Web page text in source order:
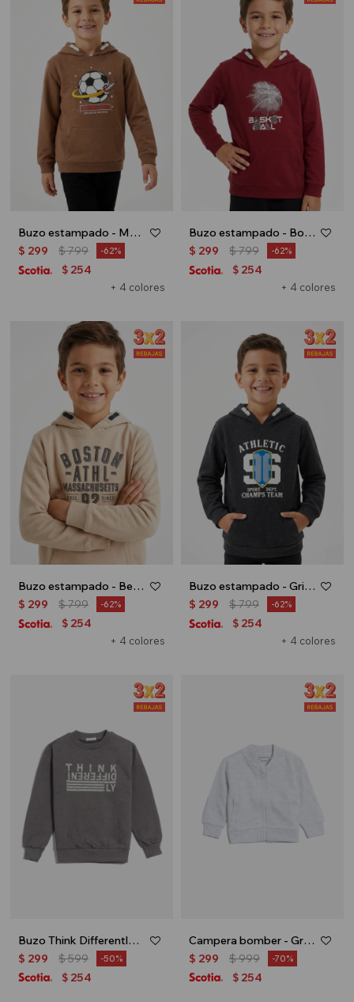
Buzo estampado - Marron
+ 4 colores
$ 299 $799 62
$ 254
Buzo estampado - Bordo
+ 4 colores
$ 299 $799 62
$ 254
Buzo estampado - Beige
+ 4 colores
$ 299 $799 62
$ 254
Buzo estampado - Gris oscuro
+ 4 colores
$ 299 $799 62
$ 254
Buzo Think Differently - Gris
$ 299 $599 50
$ 254
Campera bomber - Gris melange
$ 299 $999 70
$ 254